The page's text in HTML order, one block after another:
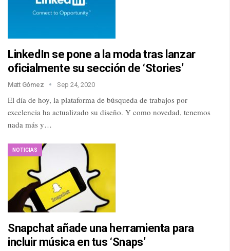
LinkedIn se pone a la moda tras lanzar
oficialmente su sección de ‘Stories’
Matt Gómez Sep 24, 2020
El día de hoy, la plataforma de búsqueda de trabajos por
excelencia ha actualizado su diseño. Y como novedad, tenemos
nada más y…
NOTICIAS
Snapchat añade una herramienta para
incluir música en tus ‘Snaps’